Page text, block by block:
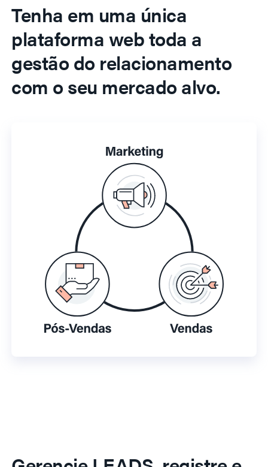
Tenha em uma única
plataforma web toda a
gestão do relacionamento
com o seu mercado alvo.